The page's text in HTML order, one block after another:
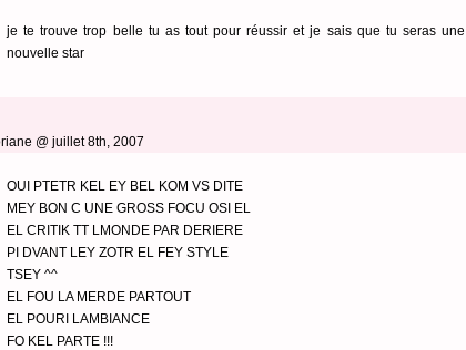
je te trouve trop belle tu as tout pour réussir et je sais que tu seras une
nouvelle star
@ juillet 8th, 2007
OUI PTETR KEL EY BEL KOM VS DITE
MEY BON C UNE GROSS FOCU OSI EL
EL CRITIK TT LMONDE PAR DERIERE
PI DVANT LEY ZOTR EL FEY STYLE
TSEY ^^
EL FOU LA MERDE PARTOUT
EL POURI LAMBIANCE
FO KEL PARTE !!!